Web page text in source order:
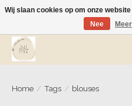
Wij zijn op vakantie! Vanaf zaterdag 9
Home / Tags / blouses
Wij slaan cookies op om onze
Nee